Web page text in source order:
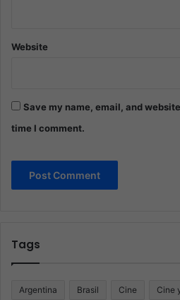
Website
Save my name, email, and
time I comment.
Tags
Argentina Brasil Cine Cine